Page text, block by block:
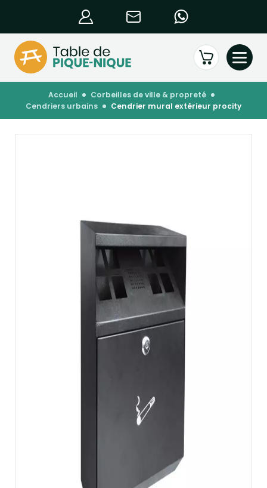
accueil
corbeilles de ville & propreté
cendriers urbains
cendrier mural extérieur procity